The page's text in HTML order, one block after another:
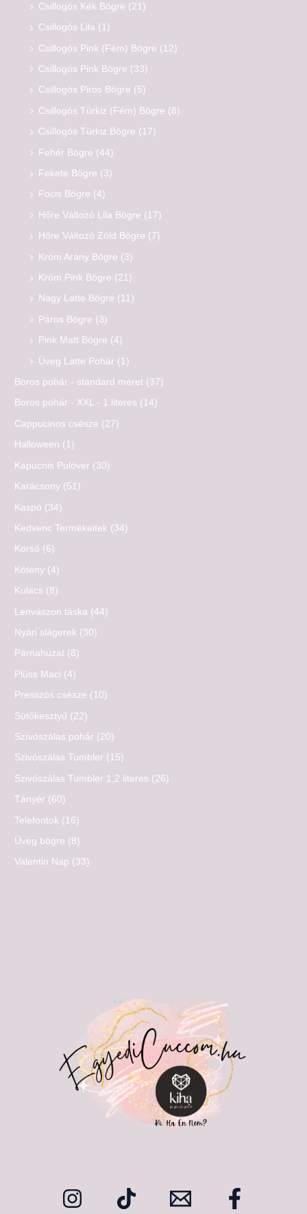
Csillogós Kék Bögre (21)
Csillogós Lila (1)
Csillogós Pink (Fém) Bögre (12)
Csillogós Pink Bögre (33)
Csillogós Piros Bögre (5)
Csillogós Türkiz (Fém) Bögre (8)
Csillogós Türkiz Bögre (17)
Fehér Bögre (44)
Fekete Bögre (3)
Focis Bögre (4)
Hőre Változó Lila Bögre (17)
Hőre Változó Zöld Bögre (7)
Króm Arany Bögre (3)
Króm Pink Bögre (21)
Nagy Latte Bögre (11)
Páros Bögre (3)
Pink Matt Bögre (4)
Üveg Latte Pohár (1)
Boros pohár - standard méret (37)
Boros pohár - XXL - 1 literes (14)
Cappucinos csésze (27)
Halloween (1)
Kapucnis Pulóver (30)
Karácsony (51)
Kaspó (34)
Kedvenc Termékeitek (34)
Korsó (6)
Kötény (4)
Kulacs (8)
Lenvászon táska (44)
Nyári slágerek (30)
Párnahuzat (8)
Plüss Maci (4)
Presszós csésze (10)
Sütőkesztyű (22)
Szívószálas pohár (20)
Szivószálas Tumbler (15)
Szivószálas Tumbler 1,2 literes (26)
Tányér (60)
Telefontok (16)
Üveg bögre (8)
Valentin Nap (33)